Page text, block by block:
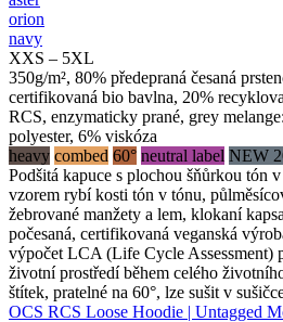
orion
navy
XXS – 5XL
350g/m², 80% předepraná česaná
certifikovaná bio bavlna, 20%
RCS, enzymaticky prané, grey
polyester, 6% viskóza
heavy combed 60° neutral label NEW
Podšitá kapuce s plochou šňůrkou tón
vzorem rybí kosti tón v tónu,
žebrované manžety a lem, klokaní
počesaná, certifikovaná veganská
výpočet LCA (Life Cycle Assessment)
životní prostředí během celého
štítek, pratelné na 60°, lze sušit v
OCS RCS Loose Hoodie | Untagged